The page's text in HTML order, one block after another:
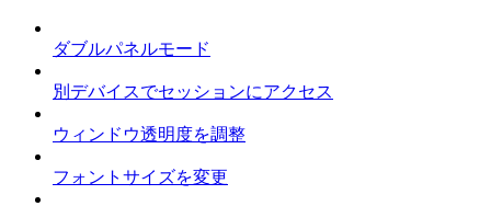
ダブルパネルモード
別デバイスでセッションにアクセス
ウィンドウ透明度を調整
フォントサイズを変更